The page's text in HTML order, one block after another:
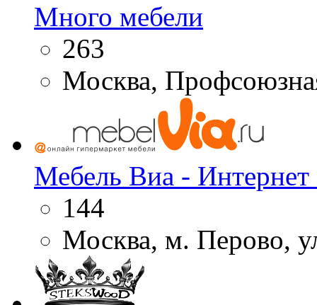
Много мебели
263
Москва,
Мебель Виа - Интернет
144
Москва, м. Перово,